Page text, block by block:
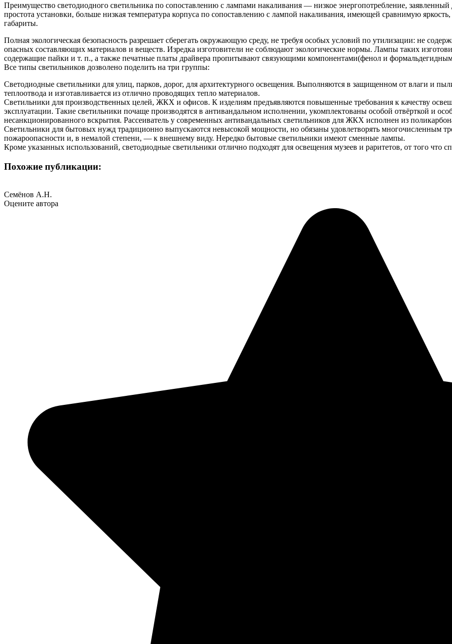
Преимущество светодиодного светильника по сопоставлению с лампами накаливания — низкое энергопотребление,
простота установки, больше низкая температура корпуса по сопоставлению с лампой накаливания, имеющей сравнимую
габариты.
Полная экологическая безопасность разрешает сберегать окружающую среду, не требуя особых условий по утилизации: не
опасных составляющих материалов и веществ. Изредка изготовители не соблюдают экологические нормы. Лампы таких
содержащие пайки и т. п., а также печатные платы драйвера пропитывают связующими компонентами(фенол и
Все типы светильников дозволено поделить на три группы:
Светодиодные светильники для улиц, парков, дорог, для архитектурного освещения. Выполняются в защищенном от влаги и
теплоотвода и изготавливается из отлично проводящих тепло материалов.
Светильники для производственных целей, ЖКХ и офисов. К изделиям предъявляются повышенные требования к качеству
эксплуатации. Такие светильники почаще производятся в антивандальном исполнении, укомплектованы особой отвёрткой и
несанкционированного вскрытия. Рассеиватель у современных антивандальных светильников для ЖКХ исполнен из
Светильники для бытовых нужд традиционно выпускаются невысокой мощности, но обязаны удовлетворять многочисленным
пожароопасности и, в немалой степени, — к внешнему виду. Нередко бытовые светильники имеют сменные лампы.
Кроме указанных использований, светодиодные светильники отлично подходят для освещения музеев и раритетов, от того что
Похожие публикации:
Семёнов А.Н.
Оцените автора